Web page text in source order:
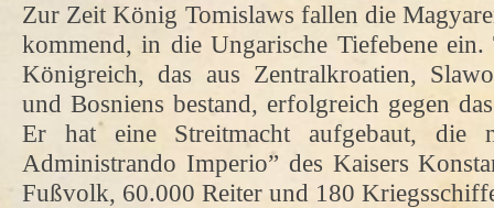
Zur Zeit König Tomislaws fallen die
kommend, in die Ungarische Tiefebene
Königreich, das aus Zentralkroatien,
und Bosniens bestand, erfolgreich gegen
Er hat eine Streitmacht aufgebaut, die
Administrando Imperio” des Kaisers
Fußvolk, 60.000 Reiter und 180